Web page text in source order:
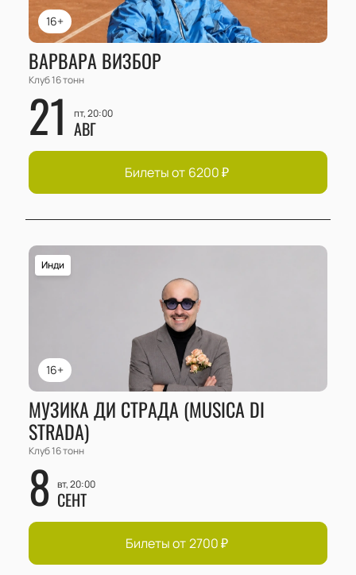
16+
ВАРВАРА ВИЗБОР
Клуб 16 тонн
21 пт, 20:00
АВГ
Билеты от 6200₽
16+
Инди
МУЗИКА ДИ СТРАДА (MUSICA DI
STRADA)
Клуб 16 тонн
8 вт, 20:00
СЕНТ
Билеты от 2700₽